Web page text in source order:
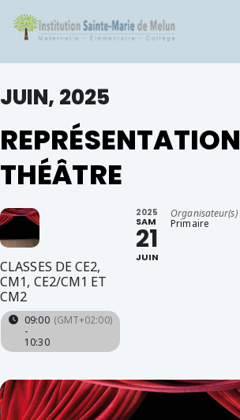
JUIN, 2025
REPRÉSENTATION
THÉÂTRE
CLASSES DE CE2,
CM1, CE2/CM1 ET
CM2
09:00
-
10:30
(GMT+02:00)
2025
SAM
21
JUIN
Organisateur(s)
Primaire